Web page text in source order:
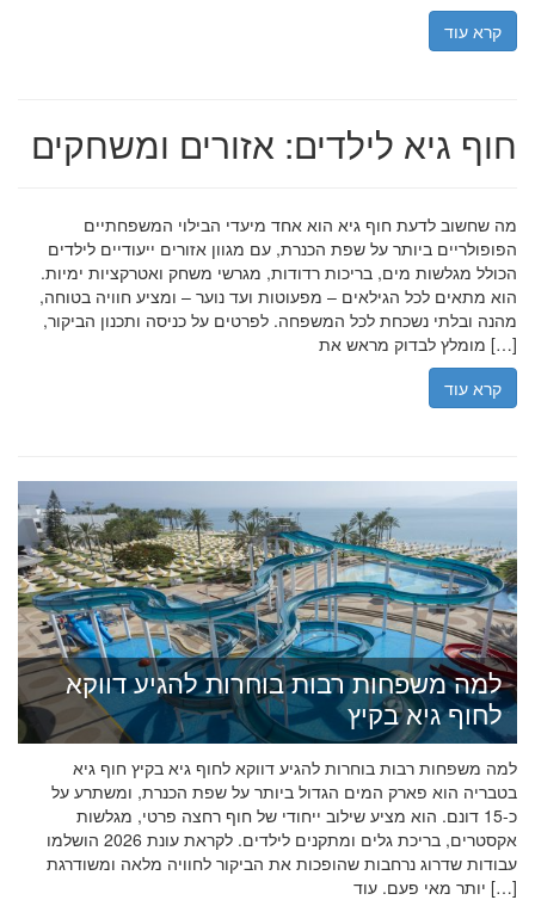
קרא עוד
חוף גיא לילדים: אזורים ומשחקים
מה שחשוב לדעת חוף גיא הוא אחד מיעדי הבילוי המשפחתיים
הפופולריים ביותר על שפת הכנרת, עם מגוון אזורים ייעודיים לילדים
הכולל מגלשות מים, בריכות רדודות, מגרשי משחק ואטרקציות ימיות.
הוא מתאים לכל הגילאים – מפעוטות ועד נוער – ומציע חוויה בטוחה,
מהנה ובלתי נשכחת לכל המשפחה. לפרטים על כניסה ותכנון הביקור,
מומלץ לבדוק מראש את […]
קרא עוד
למה משפחות רבות בוחרות להגיע דווקא
לחוף גיא בקיץ
למה משפחות רבות בוחרות להגיע דווקא לחוף גיא בקיץ חוף גיא
בטבריה הוא פארק המים הגדול ביותר על שפת הכנרת, ומשתרע על
כ-15 דונם. הוא מציע שילוב ייחודי של חוף רחצה פרטי, מגלשות
אקסטרים, בריכת גלים ומתקנים לילדים. לקראת עונת 2026 הושלמו
עבודות שדרוג נרחבות שהופכות את הביקור לחוויה מלאה ומשודרגת
יותר מאי פעם. עוד […]